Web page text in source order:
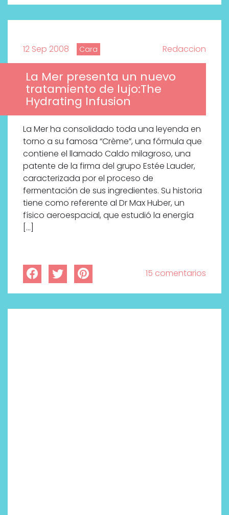
12 Sep 2008 Cara Redaccion
La Mer presenta un nuevo
tratamiento de lujo:The
Hydrating Infusion
La Mer ha consolidado toda una leyenda en
torno a su famosa “Crème”, una fórmula que
contiene el llamado Caldo milagroso, una
patente de la firma del grupo Estée Lauder,
caracterizada por el proceso de
fermentación de sus ingredientes. Su historia
tiene como referente al Dr Max Huber, un
físico aeroespacial, que estudió la energía
[…]
15 comentarios